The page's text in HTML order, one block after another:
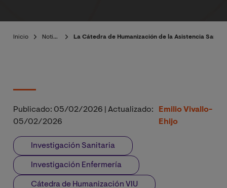
Inicio Noticias La Cátedra de Humanización de la Asistencia
Publicado: 05/02/2026
Actualizado:
05/02/2026
Emilio Vivallo-
Ehijo
Investigación Sanitaria
Investigación Enfermería
Cátedra de Humanización VIU